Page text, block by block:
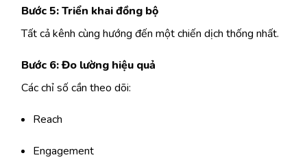
Bước 5: Triển khai đồng bộ
Tất cả kênh cùng hướng đến một chiến dịch thống nhất.
Bước 6: Đo lường hiệu quả
Các chỉ số cần theo dõi:
Reach
Engagement